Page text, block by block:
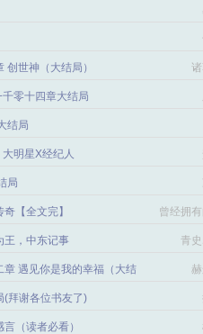
创世神（大结局）
零十四章大结局
结局
明星X经纪人
局
【全文完】
曾经拥
，中东记事 青
章 遇见你是我的幸福（大结
(拜谢各位书友了)
（读者必看）